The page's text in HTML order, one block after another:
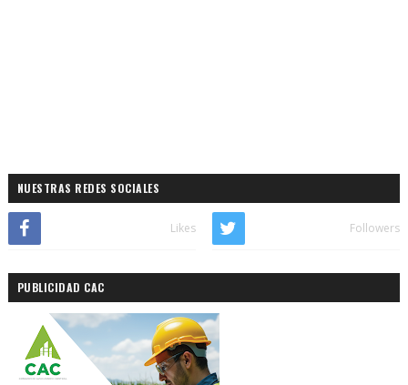
NUESTRAS REDES SOCIALES
Likes Followers
PUBLICIDAD CAC